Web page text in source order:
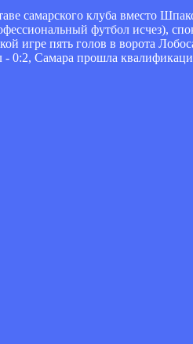
самарского клуба вместо
футбол исчез),
игре пять голов в ворота
0:2, Самара прошла